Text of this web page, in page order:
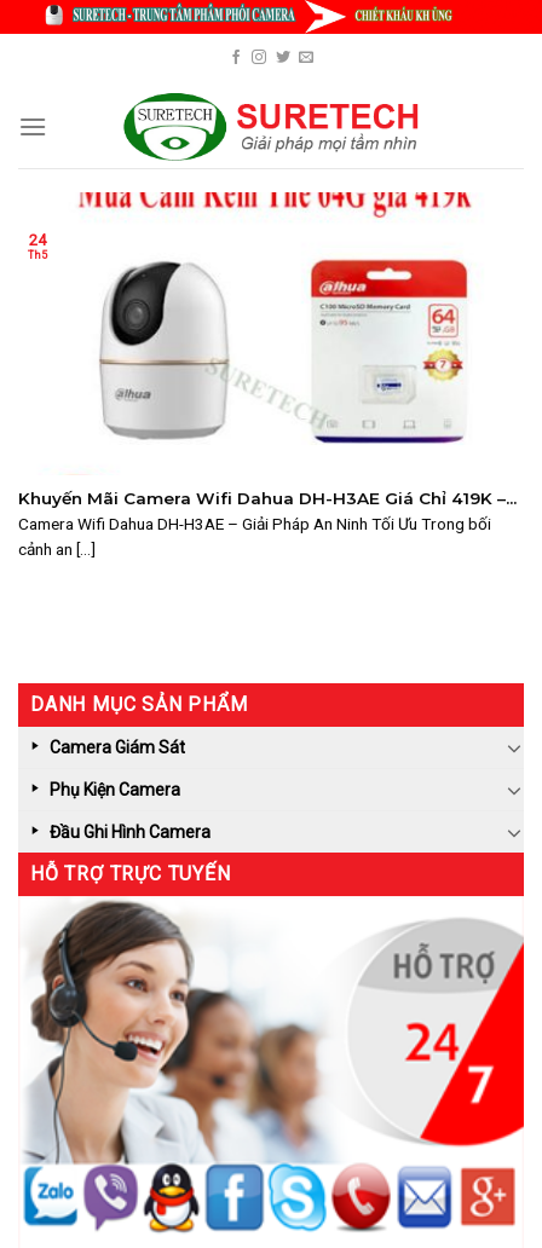
Khuyến Mãi Camera Wifi Dahua DH-H3AE Giá Chỉ 419K –
Ưu Đãi Có Hạn!
Camera Wifi Dahua DH-H3AE – Giải Pháp An Ninh Tối Ưu Trong bối
cảnh an [...]
24
Th5
DANH MỤC SẢN PHẨM
Camera Giám Sát
Phụ Kiện Camera
Đầu Ghi Hình Camera
HỖ TRỢ TRỰC TUYẾN